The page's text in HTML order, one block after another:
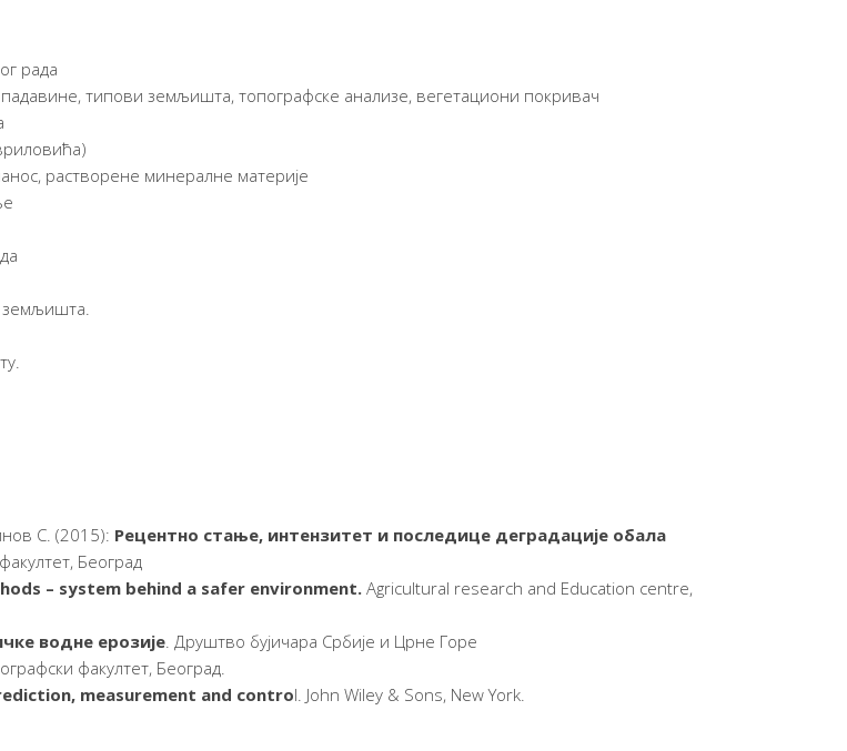
рада
типови земљишта, топо­граф­ске анализе, вегетациони покривач
растворене минералне материје
земљишта.
С. (2015): Ре­цен­т­но стање, интенз­итет и последице деградације обала
Београд
– system behind a safer environment. Agricultural research and Education centre,
водне ерозије. Друштво бујичара Србије и Црне Горе
факултет, Бео­град.
measu­re­ment and control. John Wiley & Sons, New York.